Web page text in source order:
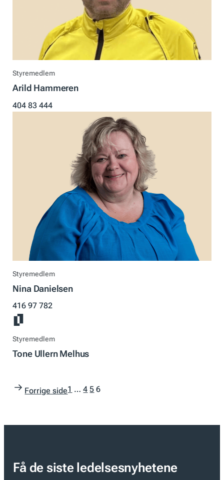
Styremedlem
Arild Hammeren
404 83 444
Styremedlem
Nina Danielsen
416 97 782
Styremedlem
Tone Ullern Melhus
Forrige side1 … 4 5 6
Få de siste ledelsesnyhetene